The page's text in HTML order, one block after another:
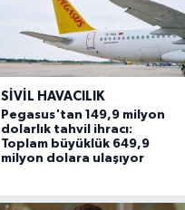
SIVIL HAVACILIK
Pegasus'tan 149,9 milyon
dolarlık tahvil ihracı:
Toplam büyüklük 649,9
milyon dolara ulaşıyor